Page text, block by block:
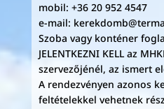
mobil: +36 20 952 4547
e-mail:
Szoba vagy konténer
JELENTKEZNI KELL az
szervezőjénél, az ismert
A rendezvényen azonos
feltételekkel vehetnek